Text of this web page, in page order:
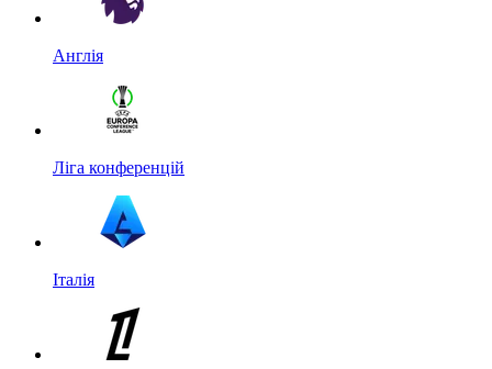
Англія
Ліга конференцій
Італія